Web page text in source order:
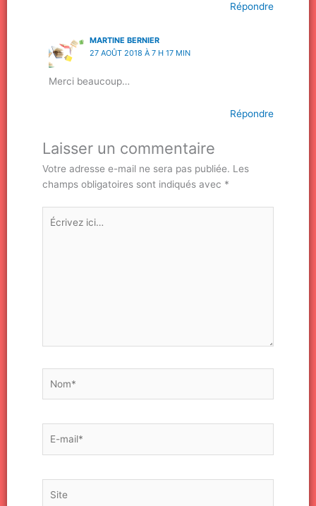
Répondre
MARTINE BERNIER
27 AOÛT 2018 À 7 H 17 MIN
Merci beaucoup…
Répondre
Laisser un commentaire
Votre adresse e-mail ne sera pas publiée. Les
champs obligatoires sont indiqués avec *
Écrivez
ici…
mail*